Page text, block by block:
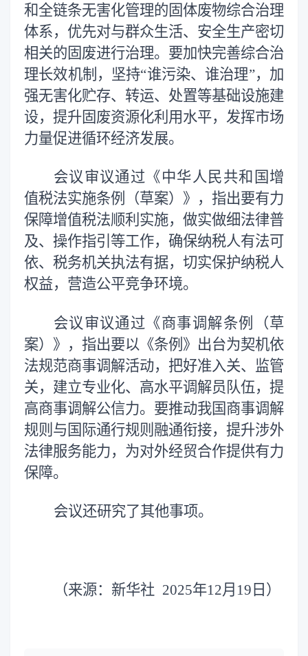
和全链条无害化管理的固体废物综合治理
体系，优先对与群众生活、安全生产密切
相关的固废进行治理。要加快完善综合治
理长效机制，坚持“谁污染、谁治理”，加
强无害化贮存、转运、处置等基础设施建
设，提升固废资源化利用水平，发挥市场
力量促进循环经济发展。
会议审议通过《中华人民共和国增
值税法实施条例（草案）》，指出要有力
保障增值税法顺利实施，做实做细法律普
及、操作指引等工作，确保纳税人有法可
依、税务机关执法有据，切实保护纳税人
权益，营造公平竞争环境。
会议审议通过《商事调解条例（草
案）》，指出要以《条例》出台为契机依
法规范商事调解活动，把好准入关、监管
关，建立专业化、高水平调解员队伍，提
高商事调解公信力。要推动我国商事调解
规则与国际通行规则融通衔接，提升涉外
法律服务能力，为对外经贸合作提供有力
保障。
会议还研究了其他事项。
（来源：新华社 2025年12月19日）